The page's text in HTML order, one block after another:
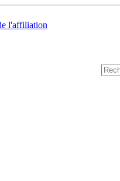
l'affiliation